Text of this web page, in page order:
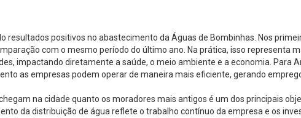
positivos no abastecimento da Águas de Bombinhas. Nos
com o mesmo período do último ano. Na prática, isso representa
impactando diretamente a saúde, o meio ambiente e a economia. Para
as empresas podem operar de maneira mais eficiente, gerando
na cidade quanto os moradores mais antigos é um dos principais
da distribuição de água reflete o trabalho contínuo da empresa e os